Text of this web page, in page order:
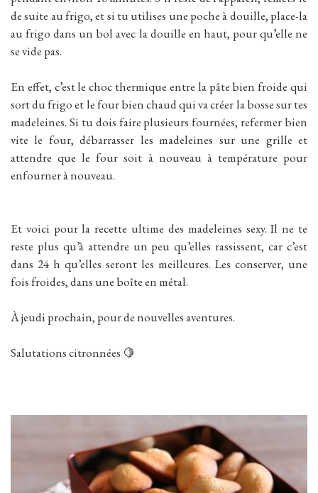
de suite au frigo, et si tu utilises une poche à douille, place-la
au frigo dans un bol avec la douille en haut, pour qu’elle ne
se vide pas.
En effet, c’est le choc thermique entre la pâte bien froide qui
sort du frigo et le four bien chaud qui va créer la bosse sur tes
madeleines. Si tu dois faire plusieurs fournées, refermer bien
vite le four, débarrasser les madeleines sur une grille et
attendre que le four soit à nouveau à température pour
enfourner à nouveau.
Et voici pour la recette ultime des madeleines sexy. Il ne te
reste plus qu’à attendre un peu qu’elles rassissent, car c’est
dans 24 h qu’elles seront les meilleures. Les conserver, une
fois froides, dans une boîte en métal.
À jeudi prochain, pour de nouvelles aventures.
Salutations citronnées 🍋